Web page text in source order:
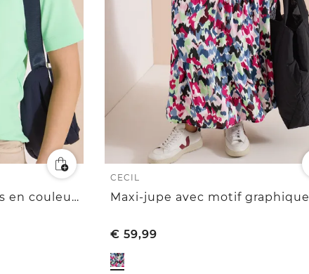
Polo à manches courtes en couleur unie
CECIL
Maxi-jupe avec motif graphique
€ 59,99